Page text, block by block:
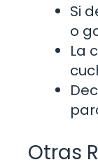
Si
o
La
Otras